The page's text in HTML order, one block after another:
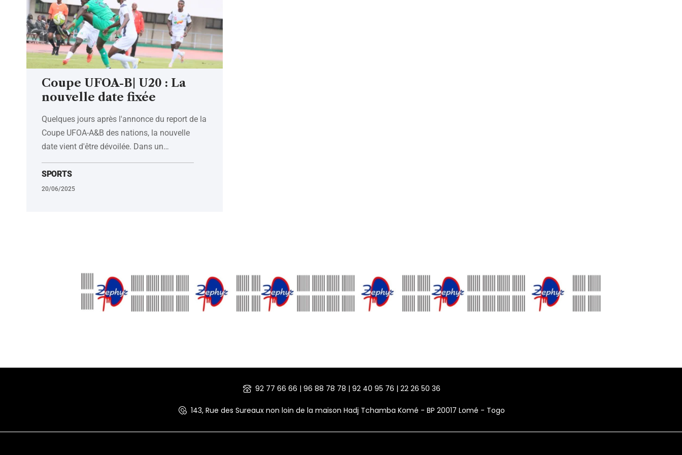
Coupe UFOA-B| U20 : La
nouvelle date fixée
Quelques jours après l'annonce du report de la
Coupe UFOA-A&B des nations, la nouvelle
date vient d'être dévoilée. Dans un…
SPORTS
20/06/2025
92 77 66 66 | 96 88 78 78 | 92 40 95 76 | 22 26 50 36
143, Rue des Sureaux non loin de la maison Hadj Tchamba Komé - BP 20017 Lomé - Togo